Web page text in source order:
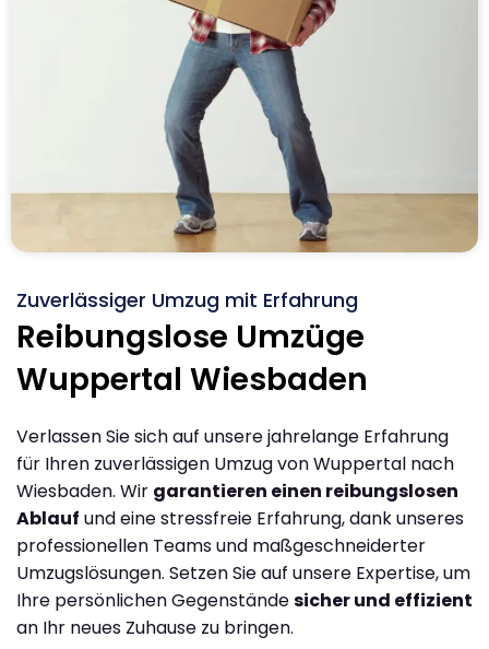
Zuverlässiger Umzug mit Erfahrung
Reibungslose Umzüge
Wuppertal Wiesbaden
Verlassen Sie sich auf unsere jahrelange Erfahrung
für Ihren zuverlässigen Umzug von Wuppertal nach
Wiesbaden. Wir garantieren einen reibungslosen
Ablauf und eine stressfreie Erfahrung, dank unseres
professionellen Teams und maßgeschneiderter
Umzugslösungen. Setzen Sie auf unsere Expertise, um
Ihre persönlichen Gegenständesicher und effizient
an Ihr neues Zuhause zu bringen.